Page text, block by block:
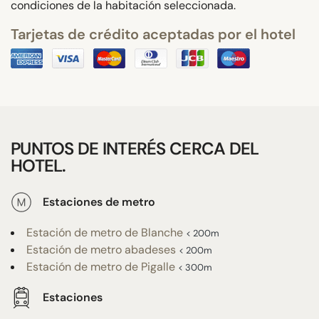
condiciones de la habitación seleccionada.
Tarjetas de crédito aceptadas por el hotel
PUNTOS DE INTERÉS CERCA DEL
HOTEL.
Estaciones de metro
Estación de metro de Blanche < 200m
Estación de metro abadeses < 200m
Estación de metro de Pigalle < 300m
Estaciones